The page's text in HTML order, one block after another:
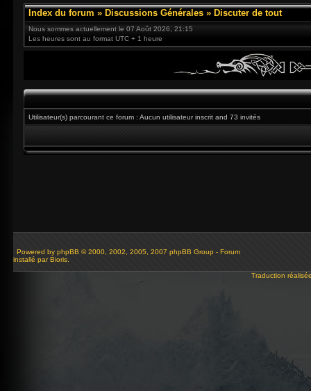
Index du forum » Discussions Générales » Discuter de tout
Nous sommes actuellement le 07 Août 2026, 21:15
Les heures sont au format UTC + 1 heure
Utilisateur(s) parcourant ce forum : Aucun utilisateur inscrit and 73 invités
Powered by phpBB © 2000, 2002, 2005, 2007 phpBB Group - Forum
installé par Bioris.
Traduction